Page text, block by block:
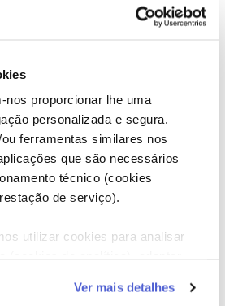
proporcionar lhe uma
personalizada e segura.
ferramentas similares nos
que são necessários
técnico (cookies
de serviço).
utilizar cookies para analisar
de personalização e
Ver mais detalhes
durante 25 a 30 minutos ou até
mais 10 minutos ao tempo de
misture o molho picante de
manteiga derretida, se utilizar, e
ou guarde no frigorífico num
recheado numa